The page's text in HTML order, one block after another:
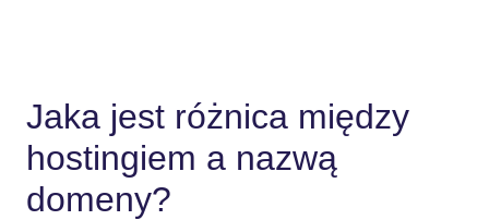
Jaka jest różnica między
hostingiem a nazwą
domeny?